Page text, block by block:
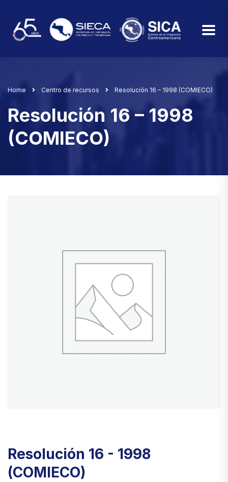
Home Centro de recursos Resolución 16 – 1998 (COMIECO)
Resolución 16 – 1998
(COMIECO)
Resolución 16 - 1998
(COMIECO)